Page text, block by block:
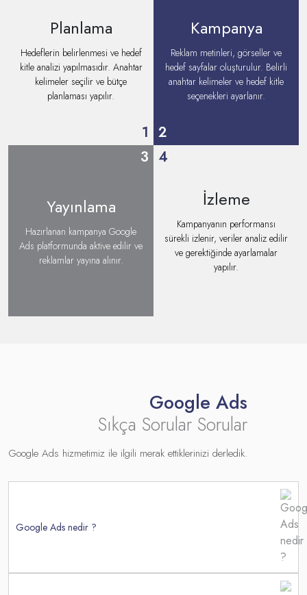
Planlama
Hedeflerin belirlenmesi ve hedef
kitle analizi yapılmasıdır. Anahtar
kelimeler seçilir ve bütçe
planlaması yapılır.
1
Kampanya
Reklam metinleri, görseller ve
hedef sayfalar oluşturulur. Belirli
anahtar kelimeler ve hedef kitle
seçenekleri ayarlanır.
2
Yayınlama
Hazırlanan kampanya Google
Ads platformunda aktive edilir ve
reklamlar yayına alınır.
3
İzleme
Kampanyanın performansı
sürekli izlenir, veriler analiz edilir
ve gerektiğinde ayarlamalar
yapılır.
4
Google Ads nedir ?
Google Ads
Sıkça Sorular Sorular
Google Ads hizmetimiz ile ilgili merak ettiklerinizi derledik.